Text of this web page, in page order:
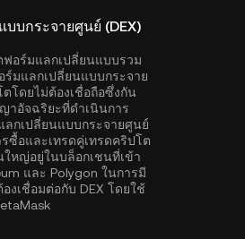
บกระจายศูนย์ (DEX)
อร์มแลกเปลี่ยนแบบรวม
มแลกเปลี่ยนแบบกระจาย
โดยไม่ต้องเชื่อถือซึ่งกัน
อัจฉริยะที่ดำเนินการ
กเปลี่ยนแบบกระจายศูนย์
ซื้อและเทรดคู่เทรดคริปโต
หญ่อยู่ในบล็อกเชนที่เข้า
และ Polygon ในการมี
เชื่อมต่อกับ DEX โดยใช้